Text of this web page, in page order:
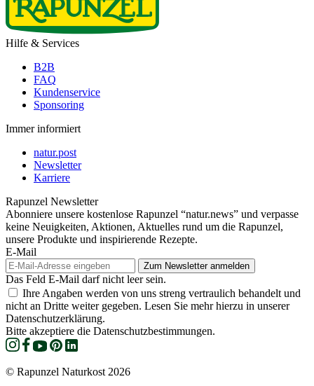
Hilfe & Services
B2B
FAQ
Kundenservice
Sponsoring
Immer informiert
natur.post
Newsletter
Karriere
Rapunzel Newsletter
Abonniere unsere kostenlose Rapunzel “natur.news” und verpasse
keine Neuigkeiten, Aktionen, Aktuelles rund um die Rapunzel,
unsere Produkte und inspirierende Rezepte.
E-Mail
Das Feld E-Mail darf nicht leer sein.
Ihre Angaben werden von uns streng vertraulich behandelt und
nicht an Dritte weiter gegeben. Lesen Sie mehr hierzu in unserer
Datenschutzerklärung.
Bitte akzeptiere die Datenschutzbestimmungen.
© Rapunzel Naturkost 2026